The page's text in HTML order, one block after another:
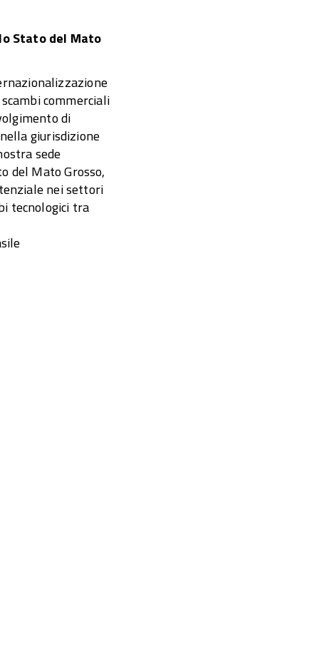
Stato del Mato
commerciali
di
giurisdizione
sede
del Mato Grosso,
nei settori
tecnologici tra